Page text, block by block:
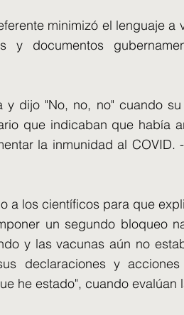
minimizó el lenguaje
y documentos
dijo "No, no, no" cuando
que indicaban que había
la inmunidad al COVID.
a los científicos para que
un segundo bloqueo
y las vacunas aún no
declaraciones y
he estado", cuando